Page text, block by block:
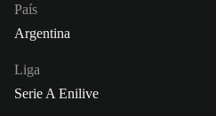
País
Argentina
Liga
Serie A Enilive